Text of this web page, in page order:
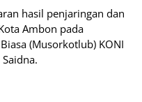
hasil penjaringan dan
Ambon pada
(Musorkotlub) KONI